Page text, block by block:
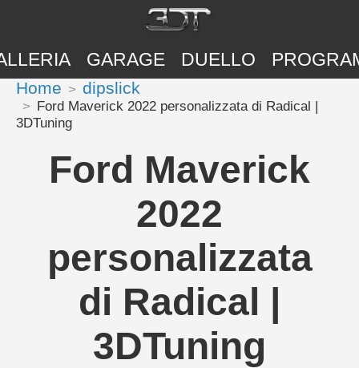
GARAGE DUELLO
Home dipslick
Ford Maverick 2022 personalizzata di Radical |
3DTuning
Ford Maverick
2022
personalizzata
di Radical |
3DTuning